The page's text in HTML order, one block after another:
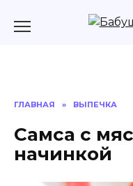
ГЛАВНАЯ » ВЫПЕЧКА
Самса с
начинкой